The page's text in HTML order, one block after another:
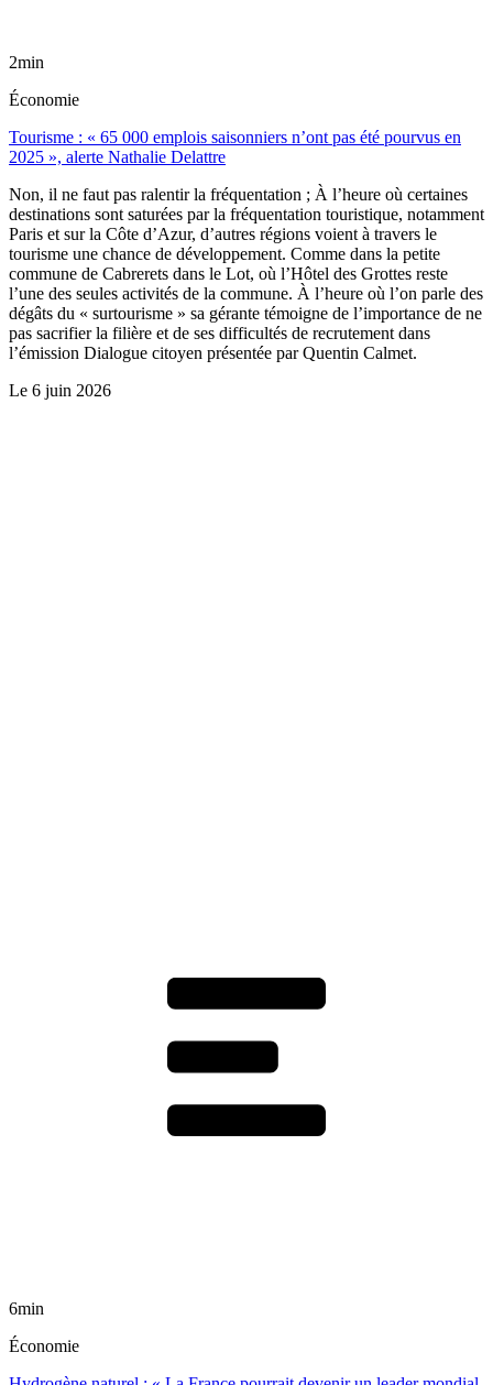
2min
Économie
Tourisme : « 65 000 emplois saisonniers n’ont pas été pourvus en
2025 », alerte Nathalie Delattre
Non, il ne faut pas ralentir la fréquentation ; À l’heure où certaines
destinations sont saturées par la fréquentation touristique, notamment
Paris et sur la Côte d’Azur, d’autres régions voient à travers le
tourisme une chance de développement. Comme dans la petite
commune de Cabrerets dans le Lot, où l’Hôtel des Grottes reste
l’une des seules activités de la commune. À l’heure où l’on parle des
dégâts du « surtourisme » sa gérante témoigne de l’importance de ne
pas sacrifier la filière et de ses difficultés de recrutement dans
l’émission Dialogue citoyen présentée par Quentin Calmet.
Le 6 juin 2026
6min
Économie